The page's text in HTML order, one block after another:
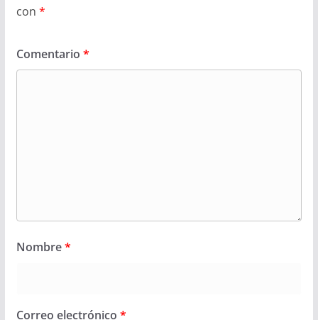
con *
Comentario *
Nombre*
Correo electrónico *